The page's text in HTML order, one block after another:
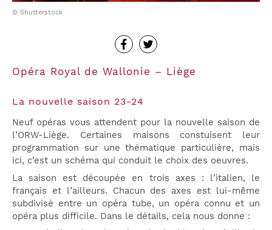
© Shutterstock
Opéra Royal de Wallonie – Liège
La nouvelle saison 23-24
Neuf opéras vous attendent pour la nouvelle saison de
l’ORW-Liège. Certaines maisons constuisent leur
programmation sur une thématique particulière, mais
ici, c’est un schéma qui conduit le choix des oeuvres.
La saison est découpée en trois axes : l’italien, le
français et l’ailleurs. Chacun des axes est lui-même
subdivisé entre un opéra tube, un opéra connu et un
opéra plus difficile. Dans le détails, cela nous donne :